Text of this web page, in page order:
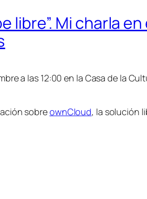
libre”. Mi charla
a las 12:00 en la Casa de la
sobreownCloud, la solución